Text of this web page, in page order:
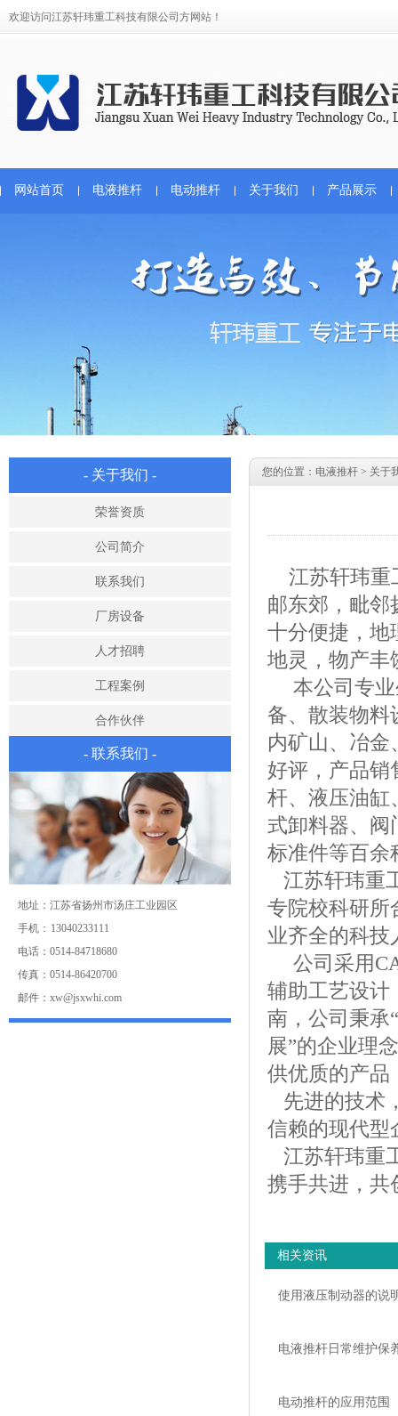
欢迎访问江苏轩玮重工科技有限公司方网站！
网站首页 电液推杆 电动推杆 关于我们 产品展示
- 关于我们 -
荣誉资质
公司简介
联系我们
厂房设备
人才招聘
工程案例
合作伙伴
- 联系我们 -
地址：江苏省扬州市汤庄工业园区
手机： 13040233111
电话：0514-84718680
传真：0514-86420700
邮件：xw@jsxwhi.com
您的位置： 电液推杆 > 关于
江苏轩玮重
邮东郊，毗邻
十分便捷，地
地灵，物产丰
本公司专业
备、散装物料
内矿山、冶
好评，产品销
杆、液压油缸
式卸料器、阀
标准件等百余
江苏轩玮重
专院校科研所
业齐全的科技
公司采用
辅助工艺设计
南，公司秉承
展”的企业理
供优质的产品
先进的技术
信赖的现代型
江苏轩玮重
携手共进，共
相关资讯
使用液压制动器的说
电液推杆日常维护保
电动推杆的应用范围